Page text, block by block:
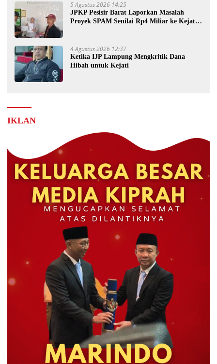
5 Agustus 2026 14:25
JPKP Pesisir Barat Laporkan Masalah
Proyek SPAM Senilai Rp4 Miliar ke Kejati
4 Agustus 2026 12:37
Ketika IJP Lampung Mengkritik Dana
Hibah untuk Kejati
IKLAN